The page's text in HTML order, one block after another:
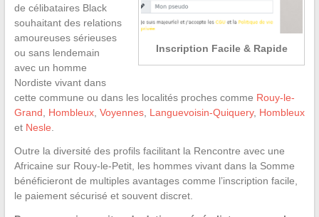
Inscription Facile & Rapide
de célibataires Black
souhaitant des relations
amoureuses sérieuses
ou sans lendemain
avec un homme
Nordiste vivant dans
cette commune ou dans les localités proches comme Rouy-le-
Grand
Hombleux, Voyennes, Languevoisin-Quiquery, Hombleux
et Nesle
Outre la diversité des profils facilitant la Rencontre avec une
Africaine sur Rouy-le-Petit, les hommes vivant dans la Somme
bénéficieront de multiples avantages comme l’inscription facile,
le paiement sécurisé et souvent discret.